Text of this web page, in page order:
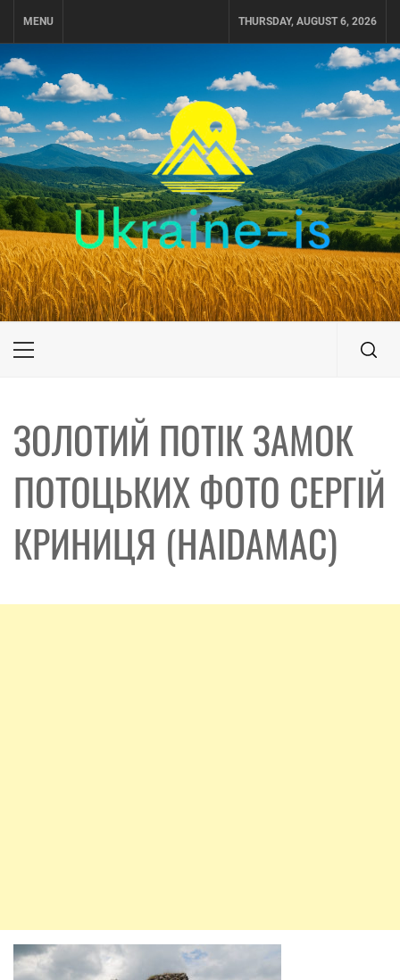
MENU THURSDAY, AUGUST 6, 2026
UKRAINE-IS
ПУТЕШЕСТВИЕ ПО УКРАИНЕ
Primary
ЗОЛОТИЙ ПОТІК ЗАМОК
ПОТОЦЬКИХ ФОТО СЕРГІЙ
КРИНИЦЯ (HAIDAMAC)